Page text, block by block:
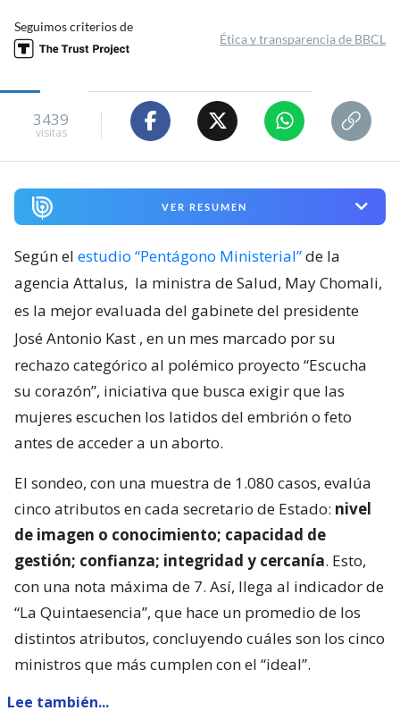
Seguimos criterios de
Ética y transparencia de BBCL
3439
visitas
VER RESUMEN
Según el estudio “Pentágono Ministerial”de la
agencia Attalus, la ministra de Salud, May Chomali,
es la mejor evaluada del gabinete del presidente
José Antonio Kast , en un mes marcado por su
rechazo categórico al polémico proyecto “Escucha
su corazón”, iniciativa que busca exigir que las
mujeres escuchen los latidos del embrión o feto
antes de acceder a un aborto.
El sondeo, con una muestra de 1.080 casos, evalúa
cinco atributos en cada secretario de Estado: nivel
de imagen o conocimiento; capacidad de
gestión; confianza; integridad y cercanía. Esto,
con una nota máxima de 7. Así, llega al indicador de
“La Quintaesencia”, que hace un promedio de los
distintos atributos, concluyendo cuáles son los cinco
ministros que más cumplen con el “ideal”.
Lee también...